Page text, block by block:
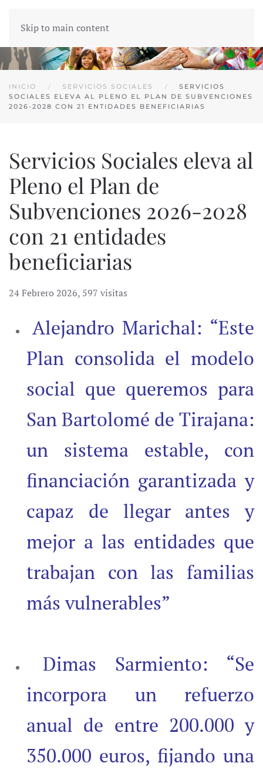
Skip to main content
INICIO SERVICIOS SOCIALES
SERVICIOS
SOCIALES ELEVA AL PLENO EL PLAN DE SUBVENCIONES
2026-2028 CON 21 ENTIDADES BENEFICIARIAS
Servicios Sociales eleva al
Pleno el Plan de
Subvenciones 2026-2028
con 21 entidades
beneficiarias
24 Febrero 2026, 597 visitas
Alejandro Marichal: “Este
Plan consolida el modelo
social que queremos para
San Bartolomé de Tirajana:
un sistema estable, con
financiación garantizada y
capaz de llegar antes y
mejor a las entidades que
trabajan con las familias
más vulnerables”
Dimas Sarmiento: “Se
incorpora un refuerzo
anual de entre 200.000 y
350.000 euros, fijando una